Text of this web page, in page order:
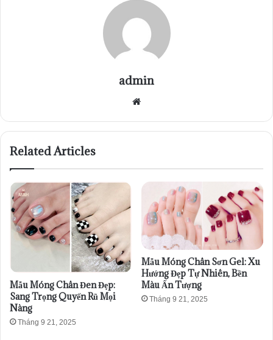
admin
Website
Related Articles
Mẫu Móng Chân Đen Đẹp:
Sang Trọng Quyến Rũ Mọi
Nàng
Tháng 9 21, 2025
Mẫu Móng Chân Sơn Gel: Xu
Hướng Đẹp Tự Nhiên, Bền
Màu Ấn Tượng
Tháng 9 21, 2025